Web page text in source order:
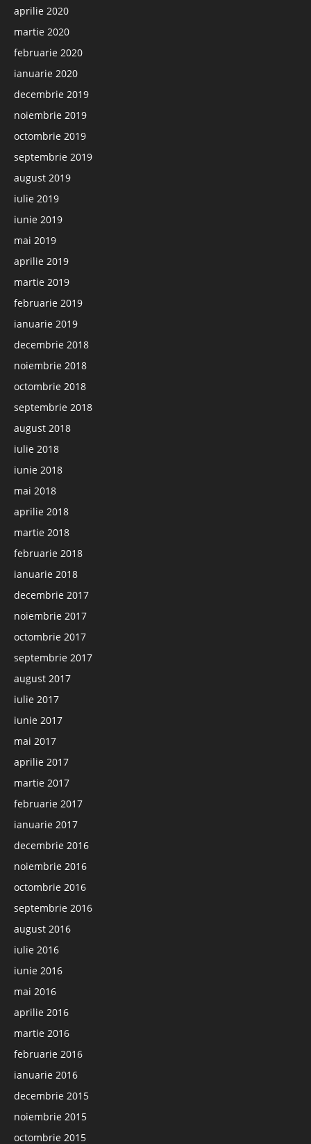
aprilie 2020
martie 2020
februarie 2020
ianuarie 2020
decembrie 2019
noiembrie 2019
octombrie 2019
septembrie 2019
august 2019
iulie 2019
iunie 2019
mai 2019
aprilie 2019
martie 2019
februarie 2019
ianuarie 2019
decembrie 2018
noiembrie 2018
octombrie 2018
septembrie 2018
august 2018
iulie 2018
iunie 2018
mai 2018
aprilie 2018
martie 2018
februarie 2018
ianuarie 2018
decembrie 2017
noiembrie 2017
octombrie 2017
septembrie 2017
august 2017
iulie 2017
iunie 2017
mai 2017
aprilie 2017
martie 2017
februarie 2017
ianuarie 2017
decembrie 2016
noiembrie 2016
octombrie 2016
septembrie 2016
august 2016
iulie 2016
iunie 2016
mai 2016
aprilie 2016
martie 2016
februarie 2016
ianuarie 2016
decembrie 2015
noiembrie 2015
octombrie 2015